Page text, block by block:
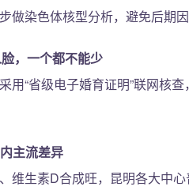
做染色体核型分析，避免后期
，一个都不能少
“省级电子婚育证明”联网核查
主流差异
生素D合成旺，昆明各大中心